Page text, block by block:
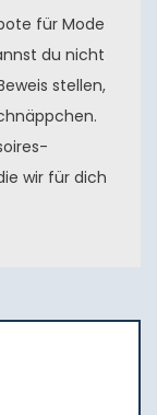
für Mode
du nicht
stellen,
wir für dich